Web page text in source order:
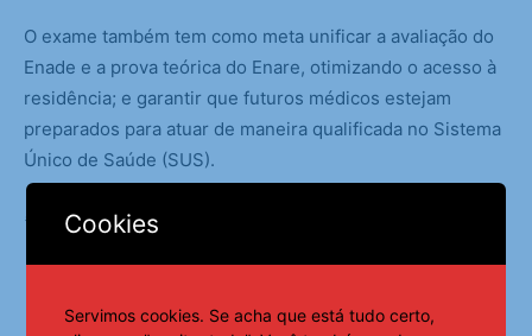
O exame também tem como meta unificar a avaliação do
Enade e a prova teórica do Enare, otimizando o acesso à
residência; e garantir que futuros médicos estejam
preparados para atuar de maneira qualificada no Sistema
Único de Saúde (SUS).
*Colaborou Paula Laboissière
Cookies
Servimos cookies. Se acha que está tudo certo,